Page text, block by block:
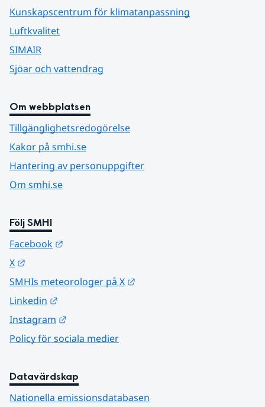
Kunskapscentrum för klimatanpassning
Luftkvalitet
SIMAIR
Sjöar och vattendrag
Om webbplatsen
Tillgänglighetsredogörelse
Kakor på smhi.se
Hantering av personuppgifter
Om smhi.se
Följ SMHI
Facebook
X
SMHIs meteorologer på X
Linkedin
Instagram
Policy för sociala medier
Datavärdskap
Nationella emissionsdatabasen